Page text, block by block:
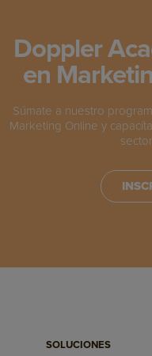
Doppler
en
Súmate a nuestro
Marketing Online y
SOLUCIONES